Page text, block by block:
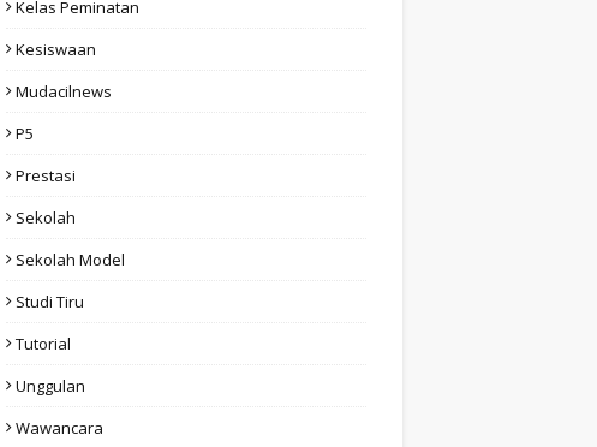
Kelas Peminatan
Kesiswaan
Mudacilnews
P5
Prestasi
Sekolah
Sekolah Model
Studi Tiru
Tutorial
Unggulan
Wawancara